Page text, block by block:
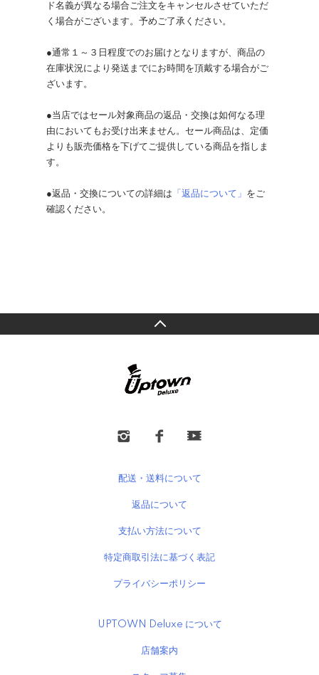
ド名義が異なる場合ご注文をキャンセルさせていただ
く場合がございます。予めご了承ください。
●通常１～３日程度でのお届けとなりますが、商品の
在庫状況により発送までにお時間を頂戴する場合がご
ざいます。
●当店ではセール対象商品の返品・交換は如何なる理
由においてもお受け出来ません。セール商品は、定価
よりも販売価格を下げてご提供している商品を指しま
す。
●返品・交換についての詳細は 「返品について」 をご
確認ください。
配送・送料について
返品について
支払い方法について
特定商取引法に基づく表記
プライバシーポリシー
UPTOWN Deluxe について
店舗案内